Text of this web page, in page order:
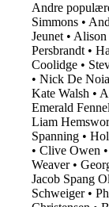
Andre
Simmons •
Jeunet •
Persbrandt •
Coolidge •
• Nick De Noia
Kate Walsh •
Emerald
Liam
Spanning •
• Clive Owen •
Weaver•
Jacob Spang
Schweiger•